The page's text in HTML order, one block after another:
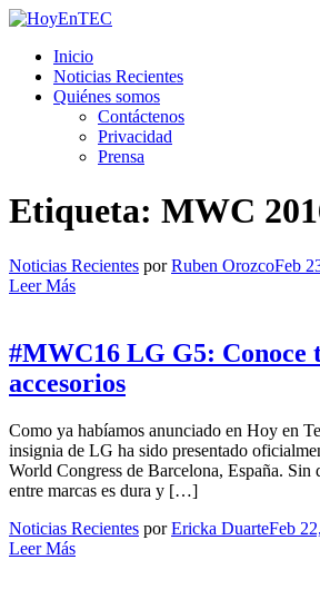
Saltar
contenido.
Inicio
Noticias Recientes
Quiénes somos
Contáctenos
Privacidad
Prensa
Etiqueta: MWC
Noticias Recientes porRuben OrozcoFeb
Leer Más
#MWC16 LG G5: Conoce
accesorios
Como ya habíamos anunciado en Hoy en
insignia de LG ha sido presentado
World Congress de Barcelona, España. Sin
entre marcas es dura y […]
Noticias Recientes porEricka DuarteFeb
Leer Más